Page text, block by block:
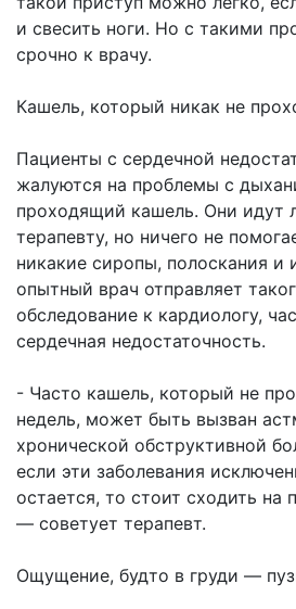
и свесить ноги. Но с такими
срочно к врачу.
Кашель, который никак не
Пациенты с сердечной
жалуются на проблемы с
проходящий кашель. Они идут
терапевту, но ничего не
никакие сиропы, полоскания и
опытный врач отправляет
обследование к кардиологу,
сердечная недостаточность.
- Часто кашель, который не
недель, может быть вызван
хронической обструктивной
если эти заболевания
остается, то стоит сходить на
— советует терапевт.
Ощущение, будто в груди —